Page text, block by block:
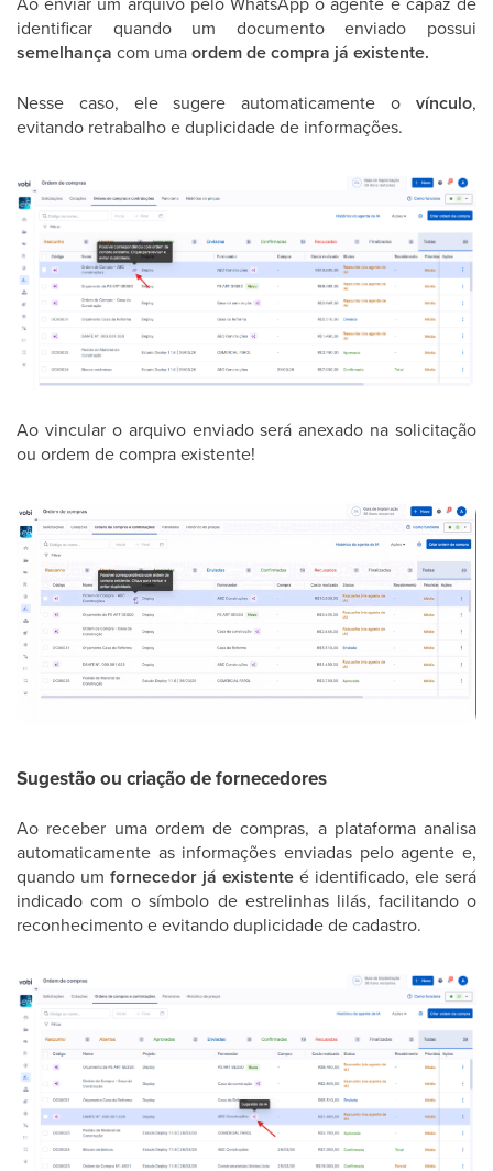
identificar quando um documento enviado possui
semelhança com umaordem de compra já existente.
Nesse caso, ele sugere automaticamente o vínculo,
evitando retrabalho e duplicidade de informações.
Ao vincular o arquivo enviado será anexado na solicitação
ou ordem de compra existente!
Sugestão ou criação de fornecedores
Ao receber uma ordem de compras, a plataforma analisa
automaticamente as informações enviadas pelo agente e,
quando um fornecedor já existente é identificado, ele será
indicado com o símbolo de estrelinhas lilás, facilitando o
reconhecimento e evitando duplicidade de cadastro.